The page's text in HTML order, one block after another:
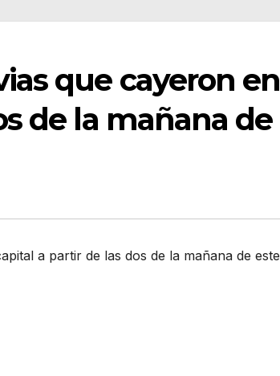
que cayeron en
de la mañana de
a partir de las dos de la mañana de este